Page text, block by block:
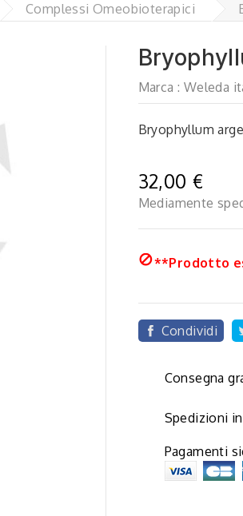
Complessi Omeobioterapici
Marca : Weleda
Bryophyllum
32,00 €
Mediamente
**Prodotto
Condividi
Consegna
Spedizioni
Pagamenti